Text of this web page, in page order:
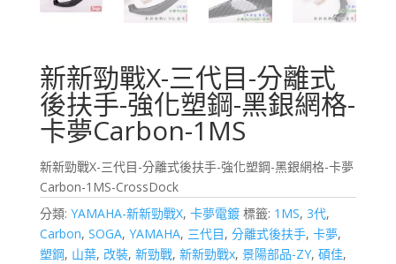
新新勁戰X-三代目-分離式
後扶手-強化塑鋼-黑銀網格-
卡夢Carbon-1MS
新新勁戰X-三代目-分離式後扶手-強化塑鋼-黑銀網格-卡夢
Carbon-1MS-CrossDock
分類: YAMAHA-新新勁戰X, 卡夢電鍍 標籤: 1MS, 3代,
Carbon, SOGA, YAMAHA, 三代目, 分離式後扶手, 卡夢,
塑鋼, 山葉, 改裝, 新勁戰, 新新勁戰x, 景陽部品-ZY, 碩佳,